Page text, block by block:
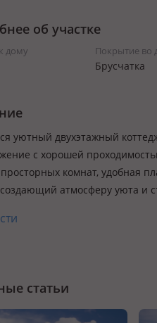
об участке
дому Покрытие во
Брусчатка
уютный двухэтажный
с хорошей
комнат, удобная
атмосферу уюта и
статьи